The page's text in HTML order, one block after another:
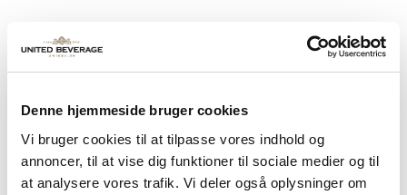
Denne hjemmeside bruger cookies
Vi bruger cookies til at tilpasse vores indhold og
annoncer, til at vise dig funktioner til sociale medier og til
at analysere vores trafik. Vi deler også oplysninger om
Mai Tai - 5 liter Pina Colada - 5
liter
Sex on the beach -
5 liter